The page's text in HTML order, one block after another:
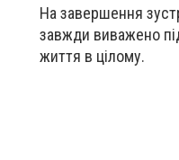
На завершення
завжди виважено
життя в цілому.